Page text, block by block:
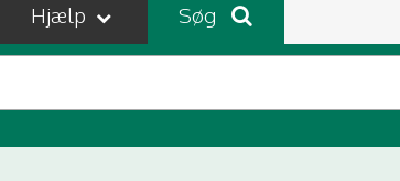
Hjælp Søg